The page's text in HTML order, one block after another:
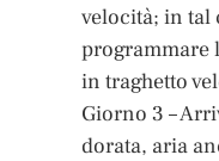
velocità; in tal
programmare
in traghetto
Giorno 3 –
dorata, aria